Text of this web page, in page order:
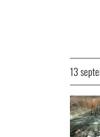
13